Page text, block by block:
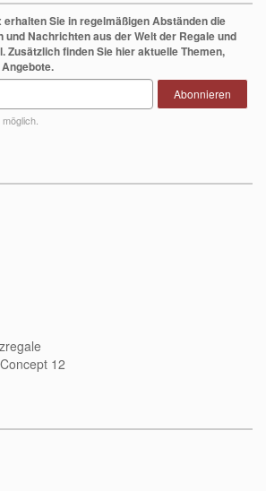
Sie in regelmäßigen Abständen die
und Nachrichten aus der Welt der Regale und
Zusätzlich finden Sie hier aktuelle Themen,
Abonnieren
12